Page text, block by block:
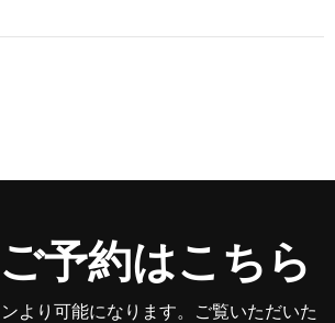
予約はこちら
より可能になります。ご覧いただいた